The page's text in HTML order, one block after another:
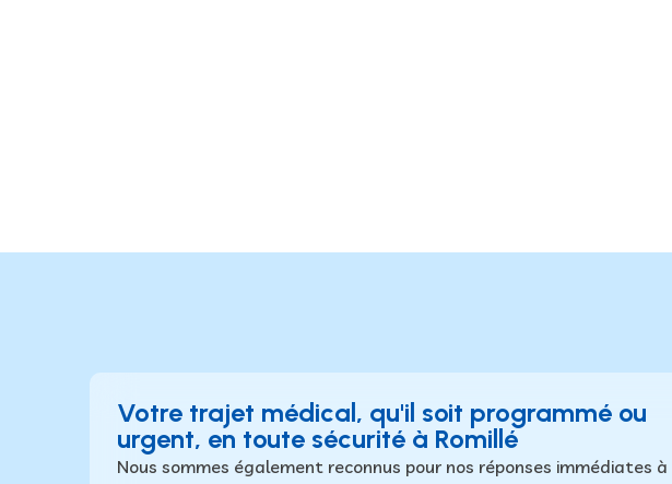
Votre trajet médical, qu'il soit programmé ou
urgent, en toute sécurité à Romillé
Nous sommes également reconnus pour nos réponses immédiates à